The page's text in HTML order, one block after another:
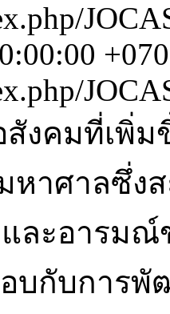
งคมที่เพิ่ม
หาศาลซึ่ง
ละอารม
บกับการพั